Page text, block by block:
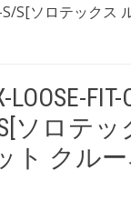
S[ソロテックス
LOOSE-FIT-
S[ソロテ
ト クル